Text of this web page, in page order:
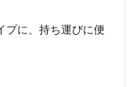
プに、持ち運びに便